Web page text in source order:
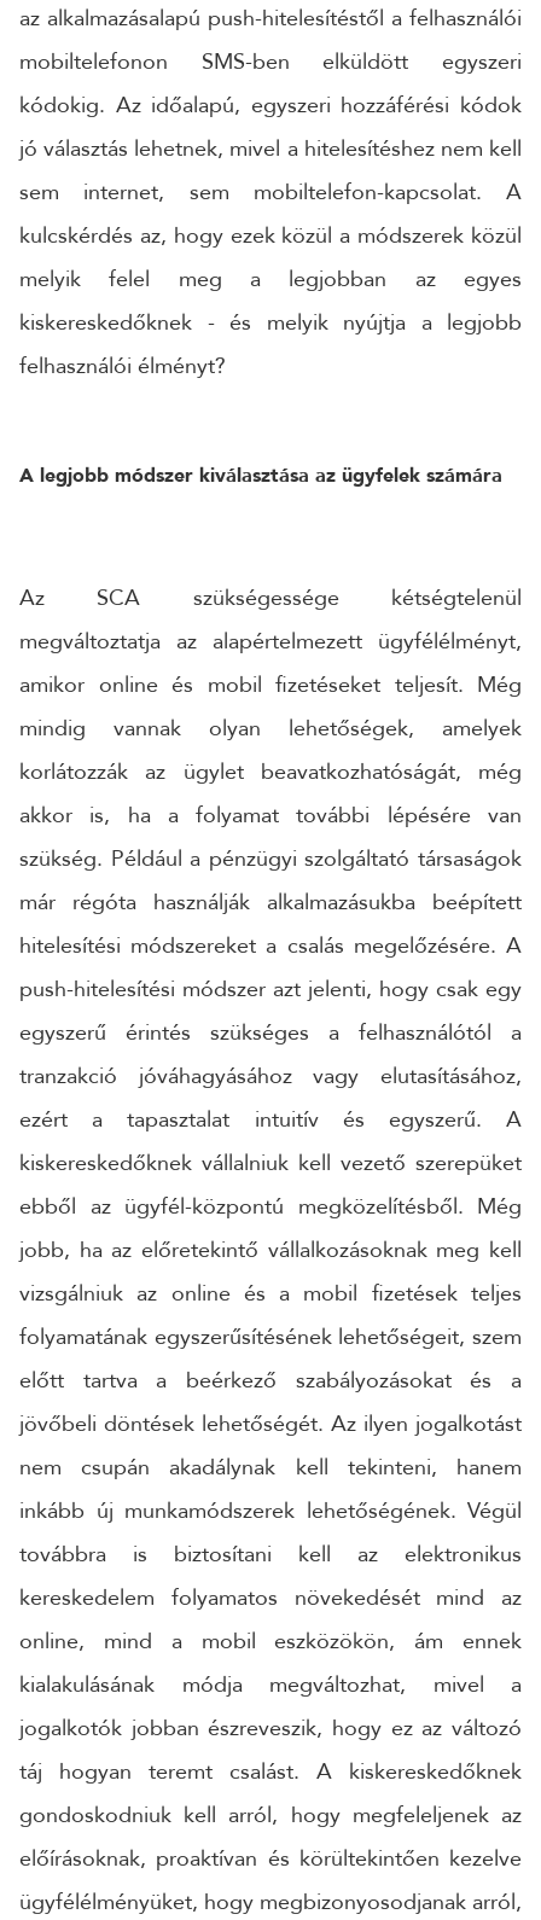
az alkalmazásalapú push-hitelesítéstől a felhasználói
mobiltelefonon SMS-ben elküldött egyszeri
kódokig. Az időalapú, egyszeri hozzáférési kódok
jó választás lehetnek, mivel a hitelesítéshez nem kell
sem internet, sem mobiltelefon-kapcsolat. A
kulcskérdés az, hogy ezek közül a módszerek közül
melyik felel meg a legjobban az egyes
kiskereskedőknek - és melyik nyújtja a legjobb
felhasználói élményt?
A legjobb módszer kiválasztása az ügyfelek számára
Az SCA szükségessége kétségtelenül
megváltoztatja az alapértelmezett ügyfélélményt,
amikor online és mobil fizetéseket teljesít. Még
mindig vannak olyan lehetőségek, amelyek
korlátozzák az ügylet beavatkozhatóságát, még
akkor is, ha a folyamat további lépésére van
szükség. Például a pénzügyi szolgáltató társaságok
már régóta használják alkalmazásukba beépített
hitelesítési módszereket a csalás megelőzésére. A
push-hitelesítési módszer azt jelenti, hogy csak egy
egyszerű érintés szükséges a felhasználótól a
tranzakció jóváhagyásához vagy elutasításához,
ezért a tapasztalat intuitív és egyszerű. A
kiskereskedőknek vállalniuk kell vezető szerepüket
ebből az ügyfél-központú megközelítésből. Még
jobb, ha az előretekintő vállalkozásoknak meg kell
vizsgálniuk az online és a mobil fizetések teljes
folyamatának egyszerűsítésének lehetőségeit, szem
előtt tartva a beérkező szabályozásokat és a
jövőbeli döntések lehetőségét. Az ilyen jogalkotást
nem csupán akadálynak kell tekinteni, hanem
inkább új munkamódszerek lehetőségének. Végül
továbbra is biztosítani kell az elektronikus
kereskedelem folyamatos növekedését mind az
online, mind a mobil eszközökön, ám ennek
kialakulásának módja megváltozhat, mivel a
jogalkotók jobban észreveszik, hogy ez az változó
táj hogyan teremt csalást. A kiskereskedőknek
gondoskodniuk kell arról, hogy megfeleljenek az
előírásoknak, proaktívan és körültekintően kezelve
ügyfélélményüket, hogy megbizonyosodjanak arról,